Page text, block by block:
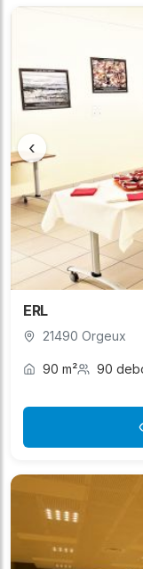
‹
ERL
21490 Orgeux
90 m² 90